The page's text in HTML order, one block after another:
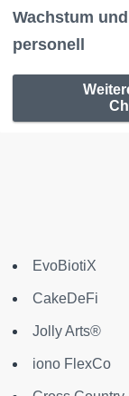
Wachstum
personell
EvoBiotiX
CakeDeFi
Jolly Arts®
iono FlexCo